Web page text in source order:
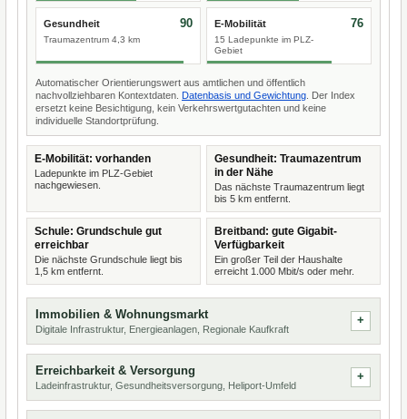
Gesundheit
Traumazentrum 4,3 km
90 E-Mobilität
15 Ladepunkte im PLZ-
Gebiet
76
Automatischer Orientierungswert aus amtlichen und öffentlich
nachvollziehbaren Kontextdaten. Datenbasis und Gewichtung . Der Index
ersetzt keine Besichtigung, kein Verkehrswertgutachten und keine
individuelle Standortprüfung.
E-Mobilität: vorhanden
Ladepunkte im PLZ-Gebiet
nachgewiesen.
Gesundheit: Traumazentrum
in der Nähe
Das nächste Traumazentrum liegt
bis 5 km entfernt.
Schule: Grundschule gut
erreichbar
Die nächste Grundschule liegt bis
1,5 km entfernt.
Breitband: gute Gigabit-
Verfügbarkeit
Ein großer Teil der Haushalte
erreicht 1.000 Mbit/s oder mehr.
Immobilien & Wohnungsmarkt
Digitale Infrastruktur, Energieanlagen, Regionale Kaufkraft
Erreichbarkeit & Versorgung
Ladeinfrastruktur, Gesundheitsversorgung, Heliport-Umfeld